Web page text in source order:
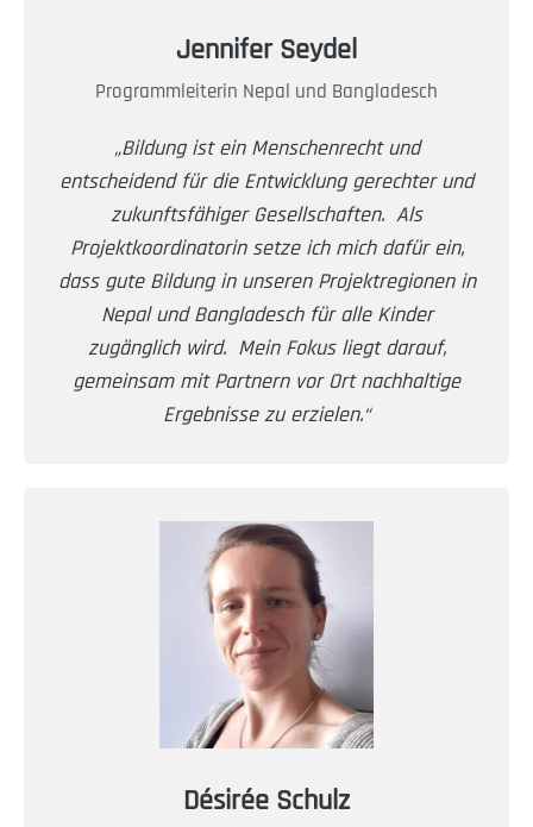
Jennifer Seydel
Programmleiterin Nepal und Bangladesch
„Bildung ist ein Menschenrecht und
entscheidend für die Entwicklung gerechter und
zukunftsfähiger Gesellschaften. Als
Projektkoordinatorin setze ich mich dafür ein,
dass gute Bildung in unseren Projektregionen in
Nepal und Bangladesch für alle Kinder
zugänglich wird. Mein Fokus liegt darauf,
gemeinsam mit Partnern vor Ort nachhaltige
Ergebnisse zu erzielen.“
Désirée Schulz